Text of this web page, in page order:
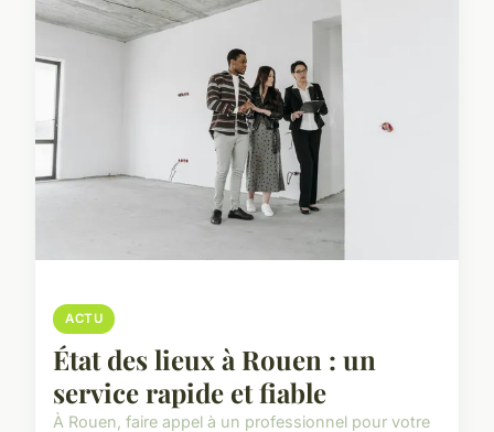
ACTU
État des lieux à Rouen : un
service rapide et fiable
À Rouen, faire appel à un professionnel pour votre